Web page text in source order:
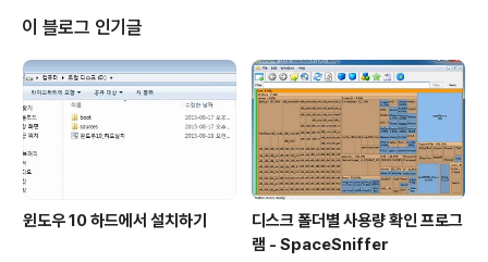
는 이유는 윈도우를 구동할 수 없는 최악의 사태에 부딪힌
경우에는 버추얼 FDD를 사용할 수 없으므로 CD 부팅으로
고스트를 구동해야 하기 때문입니다. 사실 메뉴에 설명이
다 되어 있습니다만 무슨소린지 모르시는 분들을 위해 간
략하게 설명드리겠습니다. 1번은 그냥 수동으로 고스트를
구동하는 메뉴입니다..
이 블로그 인기글
윈도우 10 하드에서 설치하기
디스크 폴더별 사용량 확인 프로그
램 - SpaceSniffer